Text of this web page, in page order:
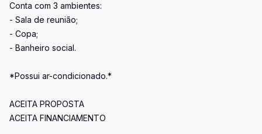
Conta com 3 ambientes:
- Sala de reunião;
- Copa;
- Banheiro social.
*Possui ar-condicionado.*
ACEITA PROPOSTA
ACEITA FINANCIAMENTO